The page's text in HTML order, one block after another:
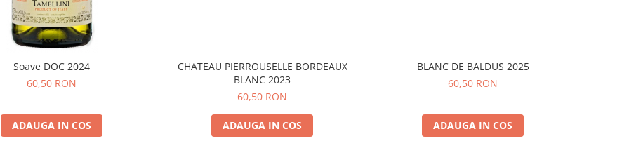
Soave DOC 2024
60,50 RON
ADAUGA IN COS
CHATEAU PIERROUSELLE BORDEAUX
BLANC 2023
60,50 RON
ADAUGA IN COS
BLANC DE BALDUS 2025
60,50 RON
ADAUGA IN COS